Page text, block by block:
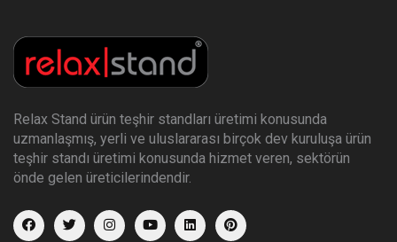
Relax Stand ürün teşhir standları üretimi konusunda
uzmanlaşmış, yerli ve uluslararası birçok dev kuruluşa ürün
teşhir standı üretimi konusunda hizmet veren, sektörün
önde gelen üreticilerindendir.